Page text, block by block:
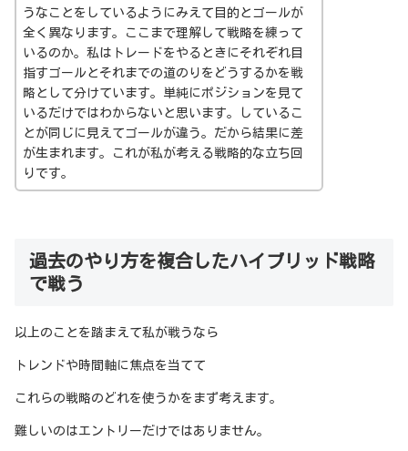
うなことをしているようにみえて目的とゴールが
全く異なります。ここまで理解して戦略を練って
いるのか。私はトレードをやるときにそれぞれ目
指すゴールとそれまでの道のりをどうするかを戦
略として分けています。単純にポジションを見て
いるだけではわからないと思います。しているこ
とが同じに見えてゴールが違う。だから結果に差
が生まれます。これが私が考える戦略的な立ち回
りです。
過去のやり方を複合したハイブリッド戦略
で戦う
以上のことを踏まえて私が戦うなら
トレンドや時間軸に焦点を当てて
これらの戦略のどれを使うかをまず考えます。
難しいのはエントリーだけではありません。